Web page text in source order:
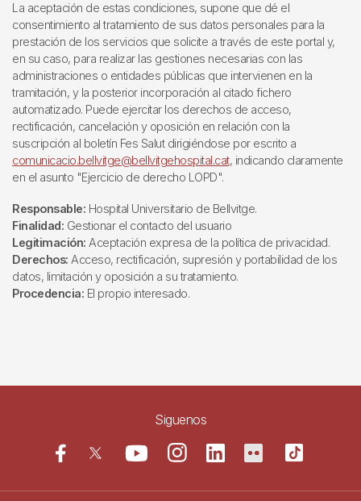
La aceptación de estas condiciones, supone que dé el
consentimiento al tratamiento de sus datos personales para la
prestación de los servicios que solicite a través de este portal y,
en su caso, para realizar las gestiones necesarias con las
administraciones o entidades públicas que intervienen en la
tramitación, y la posterior incorporación al citado fichero
automatizado. Puede ejercitar los derechos de acceso,
rectificación, cancelación y oposición en relación con la
suscripción al boletín Fes Salut dirigiéndose por escrito a
comunicacio.bellvitge@bellvitgehospital.cat, indicando claramente
en el asunto "Ejercicio de derecho LOPD".
Responsable: Hospital Universitario de Bellvitge.
Finalidad: Gestionar el contacto del usuario
Legitimación: Aceptación expresa de la política de privacidad.
Derechos: Acceso, rectificación, supresión y portabilidad de los
datos, limitación y oposición a su tratamiento.
Procedencia: El propio interesado.
Siguenos